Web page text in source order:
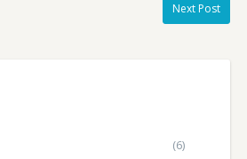
Next Post
(6)